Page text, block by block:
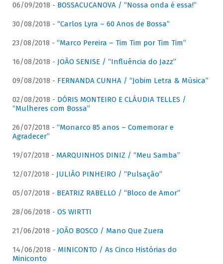
06/09/2018 - BOSSACUCANOVA / “Nossa onda é essa!”
30/08/2018 - “Carlos Lyra – 60 Anos de Bossa”
23/08/2018 - “Marco Pereira – Tim Tim por Tim Tim”
16/08/2018 - JOÃO SENISE / “Influência do Jazz”
09/08/2018 - FERNANDA CUNHA / “Jobim Letra & Música”
02/08/2018 - DÓRIS MONTEIRO E CLÁUDIA TELLES /
“Mulheres com Bossa”
26/07/2018 - “Monarco 85 anos – Comemorar e
Agradecer”
19/07/2018 - MARQUINHOS DINIZ / “Meu Samba”
12/07/2018 - JULIÃO PINHEIRO / “Pulsação”
05/07/2018 - BEATRIZ RABELLO / “Bloco de Amor”
28/06/2018 - OS WIRTTI
21/06/2018 - JOÃO BOSCO / Mano Que Zuera
14/06/2018 - MINICONTO / As Cinco Histórias do
Miniconto